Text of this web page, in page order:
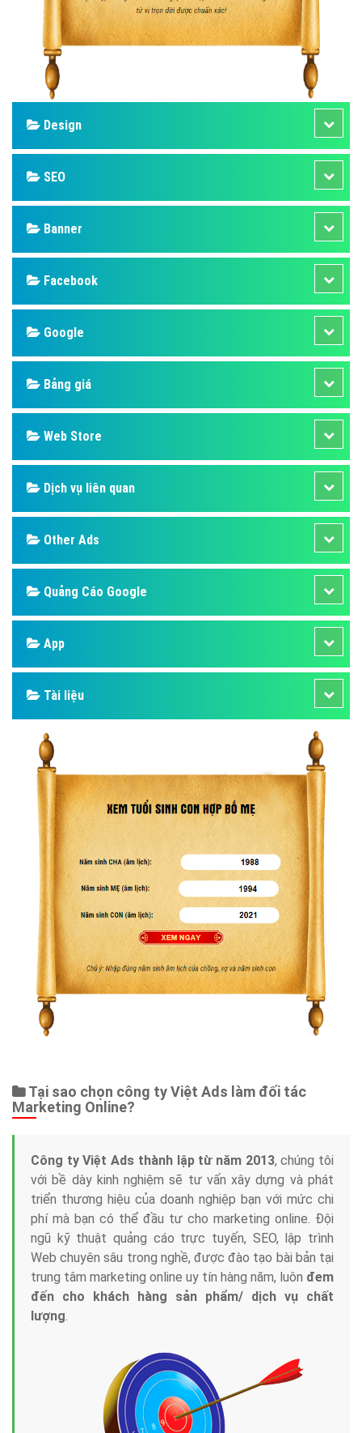
Design
SEO
Banner
Facebook
Google
Bảng giá
Web Store
Dịch vụ liên quan
Other Ads
Quảng Cáo Google
App
Tài liệu
Tại sao chọn công ty Việt Ads làm đối tác
Marketing Online?
Công ty Việt Ads thành lập từ năm 2013, chúng tôi
với bề dày kinh nghiệm sẽ tư vấn xây dựng và phát
triển thương hiệu của doanh nghiệp bạn với mức chi
phí mà bạn có thể đầu tư cho marketing online. Đội
ngũ kỹ thuật quảng cáo trực tuyến, SEO, lập trình
Web chuyên sâu trong nghề, được đào tạo bài bản tại
trung tâm marketing online uy tín hàng năm, luôn đem
đến cho khách hàng sản phẩm/ dịch vụ chất
lượng.